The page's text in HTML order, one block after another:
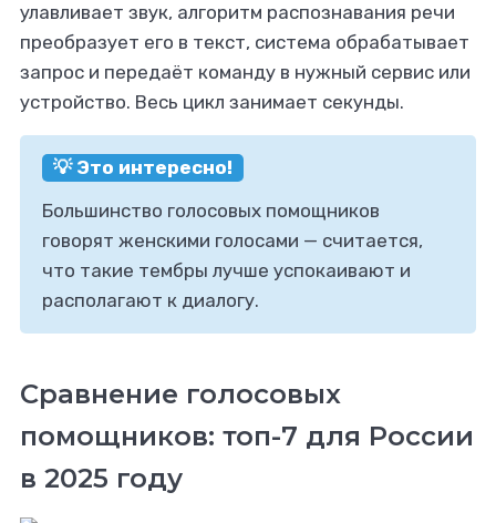
улавливает звук, алгоритм распознавания речи
преобразует его в текст, система обрабатывает
запрос и передаёт команду в нужный сервис или
устройство. Весь цикл занимает секунды.
💡 Это интересно!
Большинство голосовых помощников
говорят женскими голосами — считается,
что такие тембры лучше успокаивают и
располагают к диалогу.
Сравнение голосовых
помощников: топ-7 для России
в 2025 году